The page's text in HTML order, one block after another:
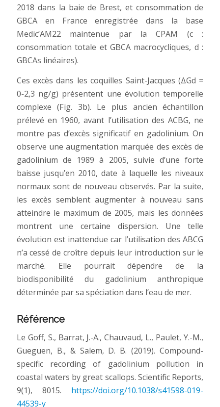
2018 dans la baie de Brest, et consommation de
GBCA en France enregistrée dans la base
Medic’AM22 maintenue par la CPAM (c :
consommation totale et GBCA macrocycliques, d :
GBCAs linéaires).
Ces excès dans les coquilles Saint-Jacques (ΔGd =
0-2,3 ng/g) présentent une évolution temporelle
complexe (Fig. 3b). Le plus ancien échantillon
prélevé en 1960, avant l’utilisation des ACBG, ne
montre pas d’excès significatif en gadolinium. On
observe une augmentation marquée des excès de
gadolinium de 1989 à 2005, suivie d’une forte
baisse jusqu’en 2010, date à laquelle les niveaux
normaux sont de nouveau observés. Par la suite,
les excès semblent augmenter à nouveau sans
atteindre le maximum de 2005, mais les données
montrent une certaine dispersion. Une telle
évolution est inattendue car l’utilisation des ABCG
n’a cessé de croître depuis leur introduction sur le
marché. Elle pourrait dépendre de la
biodisponibilité du gadolinium anthropique
déterminée par sa spéciation dans l’eau de mer.
Référence
Le Goff, S., Barrat, J.-A., Chauvaud, L., Paulet, Y.-M.,
Gueguen, B., & Salem, D. B. (2019). Compound-
specific recording of gadolinium pollution in
coastal waters by great scallops.Scientific Reports,
9(1), 8015. https://doi.org/10.1038/s41598-019-
44539-y